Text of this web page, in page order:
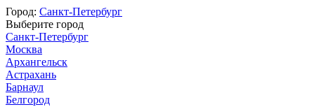
Город: Санкт-Петербург
Выберите город
Санкт-Петербург
Москва
Архангельск
Астрахань
Барнаул
Белгород